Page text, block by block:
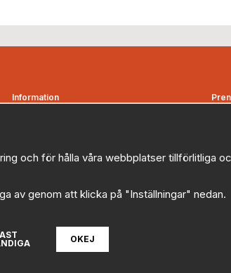
Information
Nyhetsbrev
Om cookies
Policy
De
och för hålla våra webbplatser tillförlitliga
av genom att klicka på "Inställningar" nedan.
OKEJ